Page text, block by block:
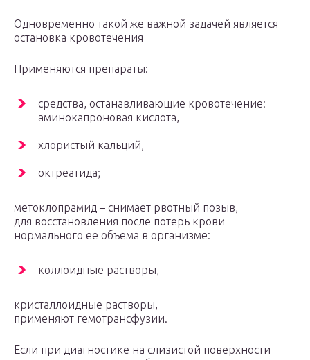
Одновременно такой же важной задачей является
остановка кровотечения
Применяются препараты:
средства, останавливающие кровотечение:
аминокапроновая кислота,
хлористый кальций,
октреатида;
метоклопрамид – снимает рвотный позыв,
для восстановления после потерь крови
нормального ее объема в организме:
коллоидные растворы,
кристаллоидные растворы,
применяют гемотрансфузии.
Если при диагностике на слизистой поверхности